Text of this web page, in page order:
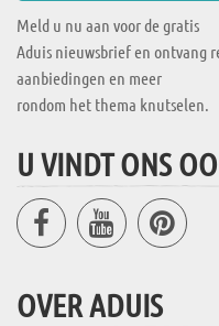
Meld u nu aan voor de gratis
Aduis nieuwsbrief en ontvang
aanbiedingen en meer
rondom het thema knutselen.
U VINDT ONS
OVER ADUIS